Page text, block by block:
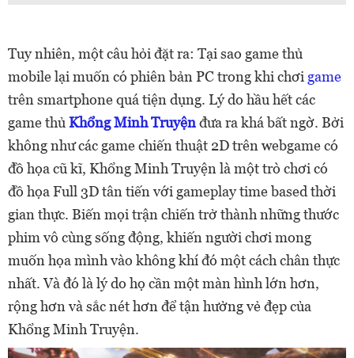
Tuy nhiên, một câu hỏi đặt ra: Tại sao game thủ
mobile lại muốn có phiên bản PC trong khi chơi game
trên smartphone quá tiện dụng. Lý do hầu hết các
game thủ Khổng Minh Truyệnđưa ra khá bất ngờ. Bởi
không như các game chiến thuật 2D trên webgame có
đồ họa cũ kĩ, Khổng Minh Truyện là một trò chơi có
đồ họa Full 3D tân tiến với gameplay time based thời
gian thực. Biến mọi trận chiến trở thành những thước
phim vô cùng sống động, khiến người chơi mong
muốn họa mình vào không khí đó một cách chân thực
nhất. Và đó là lý do họ cần một màn hình lớn hơn,
rộng hơn và sắc nét hơn để tận hưởng vẻ đẹp của
Khổng Minh Truyện.